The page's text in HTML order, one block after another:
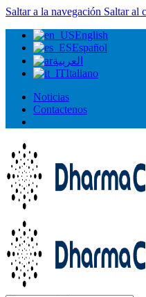
Saltar a la navegación Saltar al
English
Español
العربية
Italiano
Noticias
Contactenos